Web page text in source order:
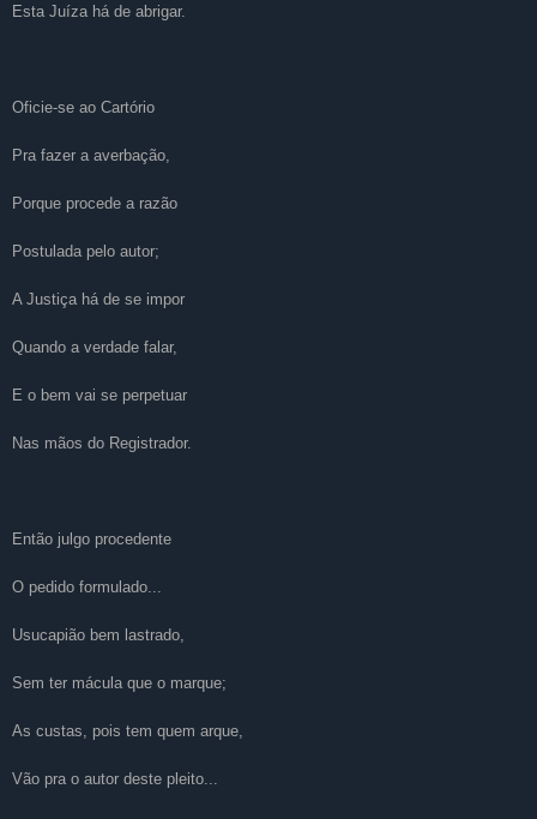
Esta Juíza há de abrigar.
Oficie-se ao Cartório
Pra fazer a averbação,
Porque procede a razão
Postulada pelo autor;
A Justiça há de se impor
Quando a verdade falar,
E o bem vai se perpetuar
Nas mãos do Registrador.
Então julgo procedente
O pedido formulado...
Usucapião bem lastrado,
Sem ter mácula que o marque;
As custas, pois tem quem arque,
Vão pra o autor deste pleito...